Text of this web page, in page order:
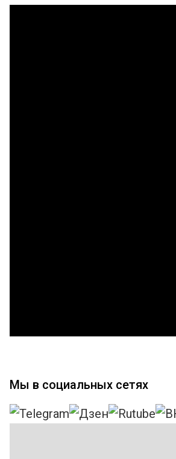
Мы в социальных сетях